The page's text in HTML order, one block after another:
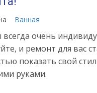
Ванная
очень
и ремонт для вас
показать свой
руками.